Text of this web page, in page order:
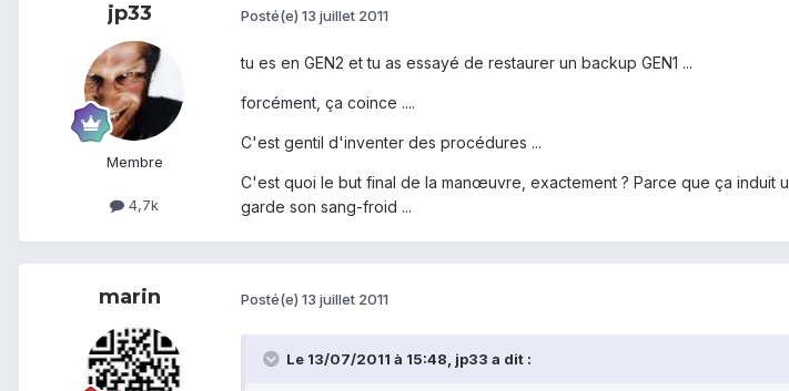
jp33
Membre
4,7k
Posté(e) 13 juillet 2011
tu es en GEN2 et tu as essayé de restaurer un backup GEN1 ...
forcément, ça coince ....
C'est gentil d'inventer des procédures ...
C'est quoi le but final de la manœuvre, exactement ? Parce que ça induit
garde son sang-froid ...
marin Posté(e) 13 juillet 2011
Le 13/07/2011 à 15:48, jp33 a dit :